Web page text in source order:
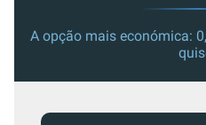
A opção mais económica: